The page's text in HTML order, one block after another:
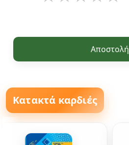
Αποστολή
Κατακτά καρδιές